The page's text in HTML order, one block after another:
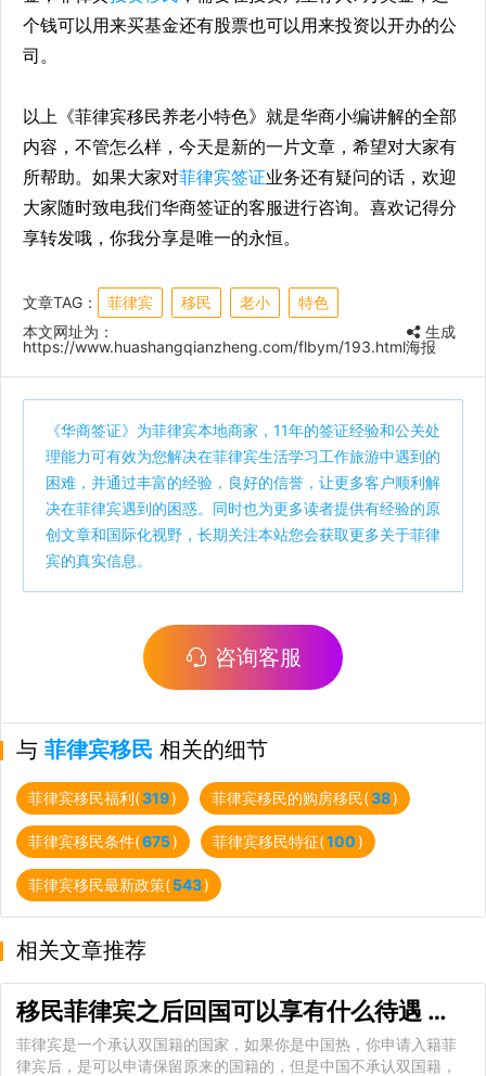
个钱可以用来买基金还有股票也可以用来投资以开办的公
司。
以上《菲律宾移民养老小特色》就是华商小编讲解的全部
内容，不管怎么样，今天是新的一片文章，希望对大家有
所帮助。如果大家对菲律宾签证业务还有疑问的话，欢迎
大家随时致电我们华商签证的客服进行咨询。喜欢记得分
享转发哦，你我分享是唯一的永恒。
文章TAG： 菲律宾 移民 老小
特色
本文网址为：
https://www.huashangqianzheng.com/flbym/193.html
生成
海报
《华商签证》为菲律宾本地商家，11年的签证经验和公关处
理能力可有效为您解决在菲律宾生活学习工作旅游中遇到的
困难，并通过丰富的经验，良好的信誉，让更多客户顺利解
决在菲律宾遇到的困惑。同时也为更多读者提供有经验的原
创文章和国际化视野，长期关注本站您会获取更多关于菲律
宾的真实信息。
咨询客服
与 菲律宾移民 相关的细节
菲律宾移民福利(319) 菲律宾移民的购房移民(38)
菲律宾移民条件(675) 菲律宾移民特征(100)
菲律宾移民最新政策(543)
相关文章推荐
移民菲律宾之后回国可以享有什么待遇 菲律宾的移民政策
菲律宾是一个承认双国籍的国家，如果你是中国热，你申请入籍菲
律宾后，是可以申请保留原来的国籍的，但是中国不承认双国籍，